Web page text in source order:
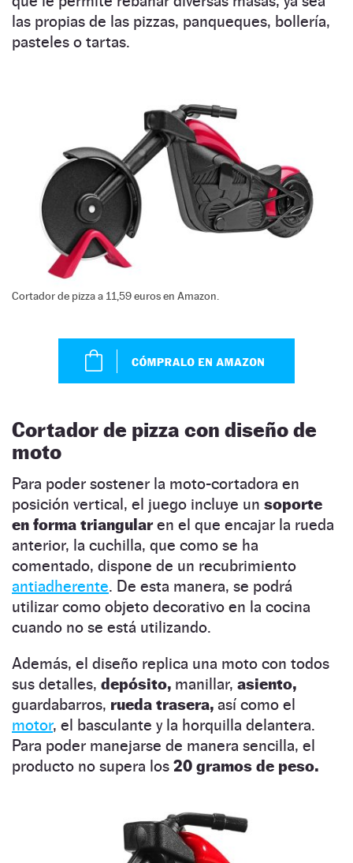
las propias de las pizzas, panqueques, bollería,
pasteles o tartas.
Cortador de pizza a 11,59 euros en Amazon.
Cortador de pizza con diseño de
moto
Para poder sostener la moto-cortadora en
posición vertical, el juego incluye un soporte
en forma triangularen el que encajar la rueda
anterior, la cuchilla, que como se ha
comentado, dispone de un recubrimiento
antiadherente. De esta manera, se podrá
utilizar como objeto decorativo en la cocina
cuando no se está utilizando.
Además, el diseño replica una moto con todos
sus detalles, depósito, manillar, asiento,
guardabarros, rueda trasera, así como el
motor, el basculante y la horquilla delantera.
Para poder manejarse de manera sencilla, el
producto no supera los 20 gramos de peso.